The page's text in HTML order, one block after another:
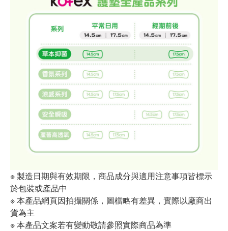
※ 製造日期與有效期限，商品成分與適用注意事項皆標示
於包裝或產品中
※ 本產品網頁因拍攝關係，圖檔略有差異，實際以廠商出
貨為主
※ 本產品文案若有變動敬請參照實際商品為準